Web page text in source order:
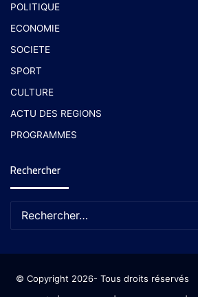
POLITIQUE
ECONOMIE
SOCIETE
SPORT
CULTURE
ACTU DES REGIONS
PROGRAMMES
Rechercher
© Copyright 2026- Tous droits réservés